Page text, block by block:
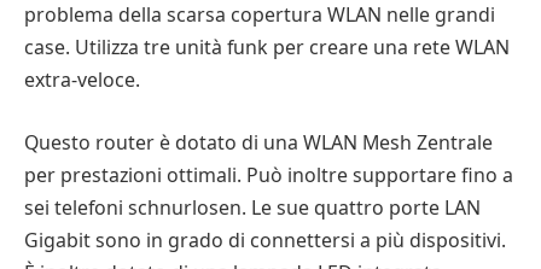
problema della scarsa copertura WLAN nelle grandi
case. Utilizza tre unità funk per creare una rete WLAN
extra-veloce.
Questo router è dotato di una WLAN Mesh Zentrale
per prestazioni ottimali. Può inoltre supportare fino a
sei telefoni schnurlosen. Le sue quattro porte LAN
Gigabit sono in grado di connettersi a più dispositivi.